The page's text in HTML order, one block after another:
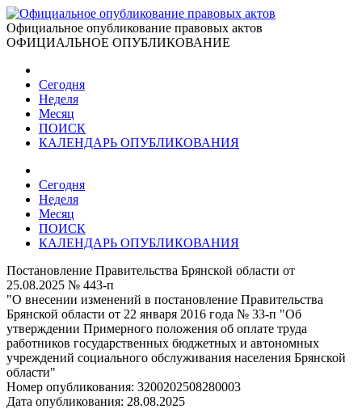
Официальное опубликование правовых актов
ОФИЦИАЛЬНОЕ ОПУБЛИКОВАНИЕ
Сегодня
Неделя
Месяц
ПОИСК
КАЛЕНДАРЬ ОПУБЛИКОВАНИЯ
Сегодня
Неделя
Месяц
ПОИСК
КАЛЕНДАРЬ ОПУБЛИКОВАНИЯ
Постановление Правительства Брянской области от
25.08.2025 № 443-п
"О внесении изменений в постановление Правительства
Брянской области от 22 января 2016 года № 33-п "Об
утверждении Примерного положения об оплате труда
работников государственных бюджетных и автономных
учреждений социального обслуживания населения Брянской
области"
Номер опубликования: 3200202508280003
Дата опубликования: 28.08.2025